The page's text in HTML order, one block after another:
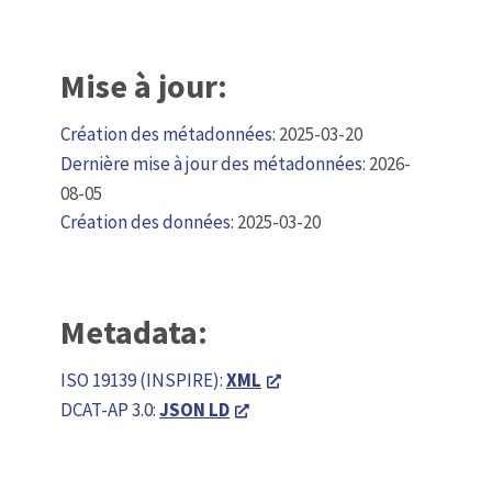
Mise à jour:
Création des métadonnées: 2025-03-20
Dernière mise à jour des métadonnées: 2026-
08-05
Création des données: 2025-03-20
Metadata:
ISO 19139 (INSPIRE):XML
DCAT-AP 3.0:JSON LD